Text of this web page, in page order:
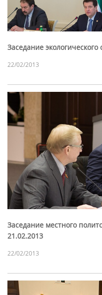
Заседание экологического
22/02/2013
Заседание местного
21.02.2013
22/02/2013